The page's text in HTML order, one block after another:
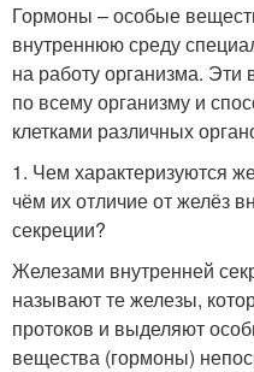
Гормоны – особые
внутреннюю среду
на работу организма. Эти
по всему организму и
клетками различных
1. Чем характеризуются
чём их отличие от желёз
секреции?
Железами внутренней
называют те железы,
протоков и выделяют
вещества (гормоны)